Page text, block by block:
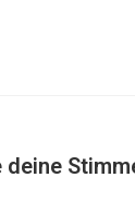
deine